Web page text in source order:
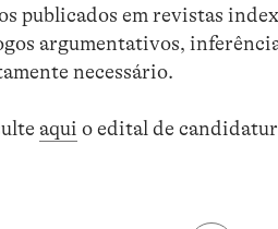
publicados em revistas
argumentativos,
necessário.
aqui o edital de